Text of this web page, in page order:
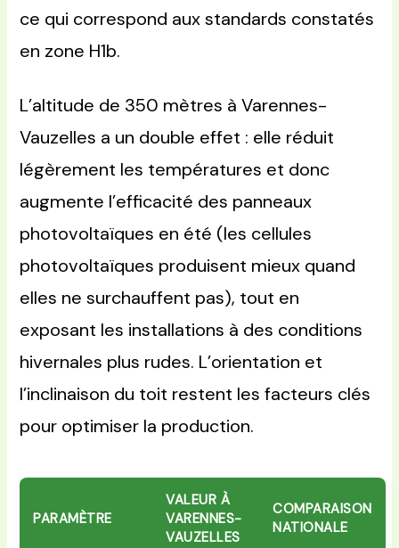
ce qui correspond aux standards constatés
en zone H1b.
L’altitude de 350 mètres à Varennes-
Vauzelles a un double effet : elle réduit
légèrement les températures et donc
augmente l’efficacité des panneaux
photovoltaïques en été (les cellules
photovoltaïques produisent mieux quand
elles ne surchauffent pas), tout en
exposant les installations à des conditions
hivernales plus rudes. L’orientation et
l’inclinaison du toit restent les facteurs clés
pour optimiser la production.
PARAMÈTRE
VALEUR À
VARENNES-
VAUZELLES
COMPARAISON
NATIONALE